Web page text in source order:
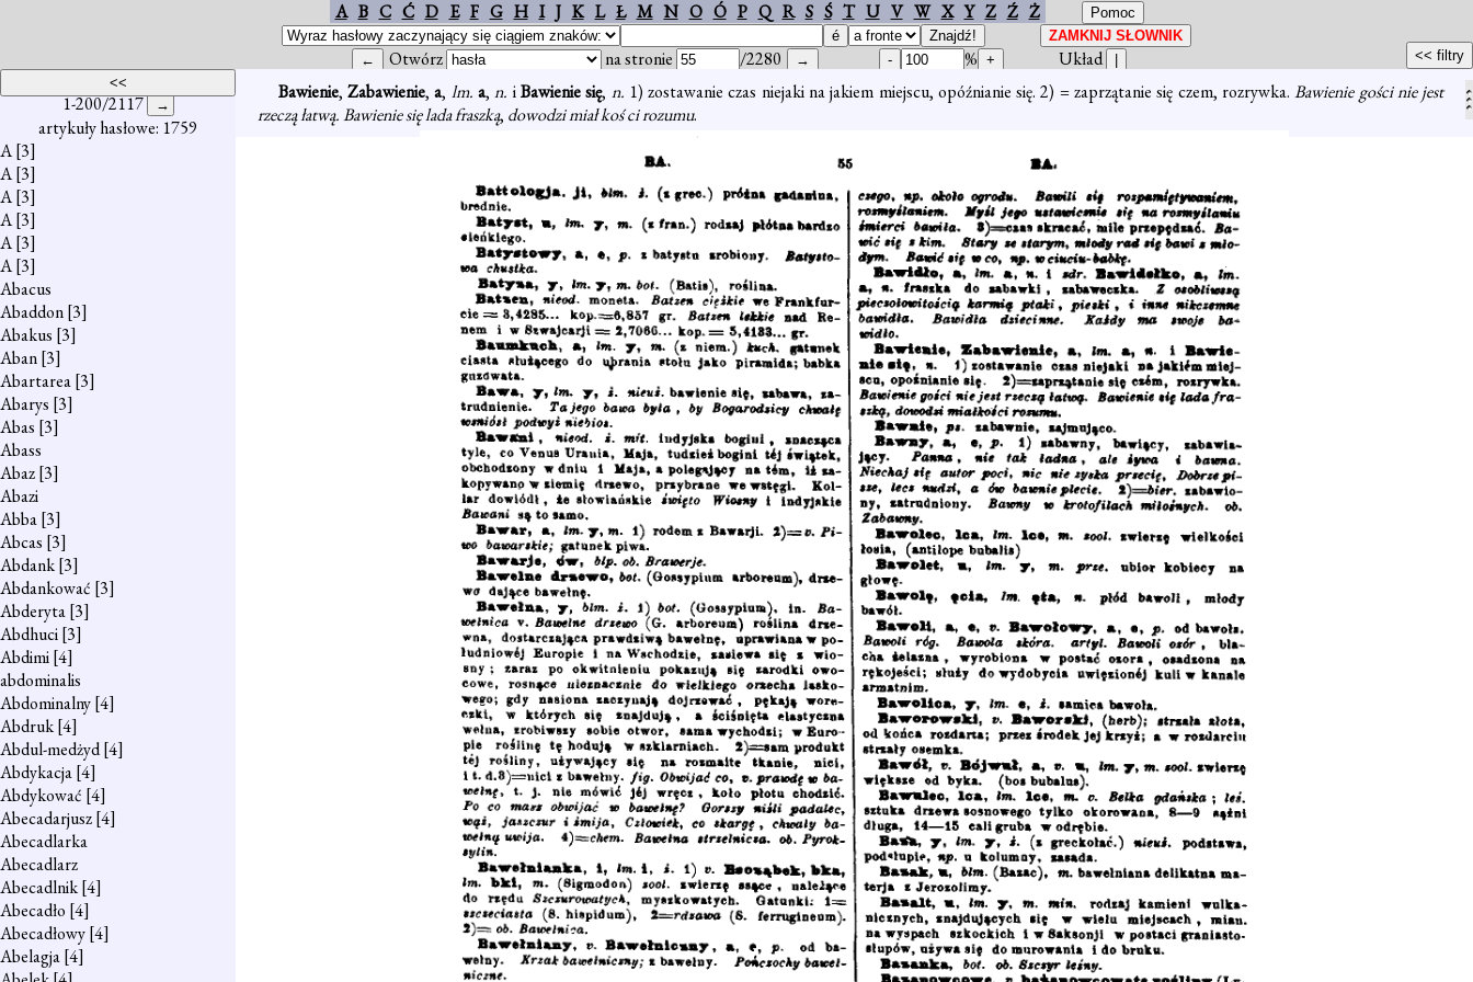
A B C Ć D E F G H I J K L Ł M N O Ó P Q R S Ś T U V W X Y Z Ź Ż
Otwórz na stronie /2280 %
Układ
1-200/2117
artykuły hasłowe: 1759
A[3]
A[3]
A[3]
A[3]
A[3]
A[3]
Abacus
Abaddon[3]
Abakus [3]
Aban[3]
Abartarea[3]
Abarys [3]
Abas [3]
Abass
Abaz[3]
Abazi
Abba[3]
Abcas [3]
Abdank[3]
Abdankować [3]
Abderyta[3]
Abdhuci[3]
Abdimi[4]
abdominalis
Abdominalny[4]
Abdruk[4]
Abdul-medżyd[4]
Abdykacja[4]
Abdykować [4]
Abecadarjusz[4]
Abecadlarka
Abecadlarz
Abecadlnik[4]
Abecadło [4]
Abecadłowy[4]
Abelagja[4]
Bawienie,Zabawienie,a, lm.a,n. iBawienie się, n. 1) zostawanie czas niejaki na jakiem miejscu, opóźnianie się. 2) = zaprzątanie się czem, rozrywka.Bawienie gości nie jest
rzeczą łatwą. Bawienie się lada fraszką, dowodzi miał koś ci rozumu.